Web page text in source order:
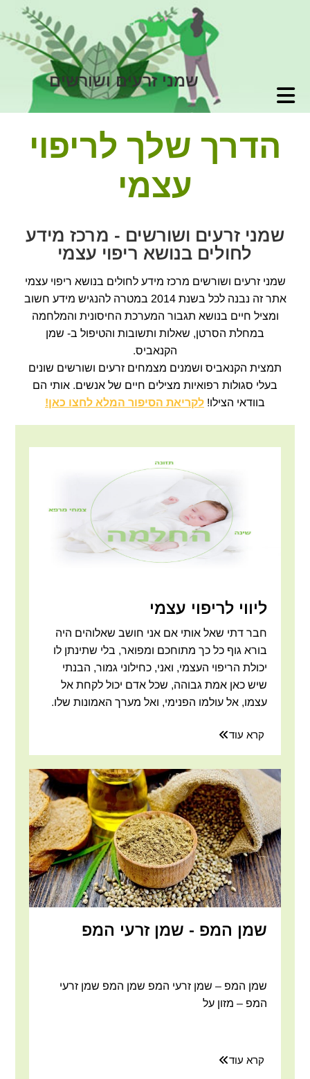
שמני זרעים ושורשים
הדרך שלך לריפוי
עצמי
שמני זרעים ושורשים - מרכז מידע
לחולים בנושא ריפוי עצמי
שמני זרעים ושורשים מרכז מידע לחולים בנושא ריפוי עצמי
אתר זה נבנה לכל בשנת 2014 במטרה להנגיש מידע חשוב
ומציל חיים בנושא תגבור המערכת החיסונית והמלחמה
במחלת הסרטן, שאלות ותשובות והטיפול ב- שמן
הקנאביס.
תמצית הקנאביס ושמנים מצמחים זרעים ושורשים שונים
בעלי סגולות רפואיות מצילים חיים של אנשים. אותי הם
בוודאי הצילו! לקריאת הסיפור המלא לחצו כאן!
ליווי לריפוי עצמי
חבר דתי שאל אותי אם אני חושב שאלוהים היה
בורא גוף כל כך מתוחכם ומפואר, בלי שתינתן לו
יכולת הריפוי העצמי, ואני, כחילוני גמור, הבנתי
שיש כאן אמת גבוהה, שכל אדם יכול לקחת אל
עצמו, אל עולמו הפנימי, ואל מערך האמונות שלו.
קרא עוד
שמן המפ - שמן זרעי המפ
שמן המפ – שמן זרעי המפ שמן המפ שמן זרעי
המפ – מזון על
קרא עוד